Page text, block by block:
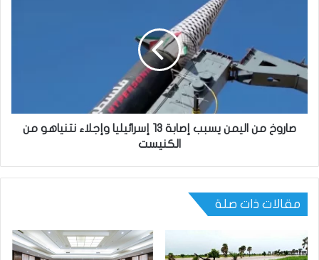
صاروخ من اليمن يسبب إصابة 13 إسرائيليا وإجلاء نتنياهو من
الكنيست
مقالات ذات صلة